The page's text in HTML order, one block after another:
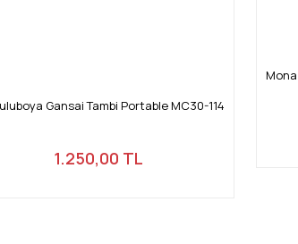
Gansai Tambi Portable MC30-114
1.250,00 TL